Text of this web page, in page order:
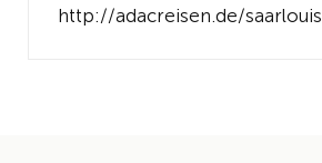
http://adacreisen.de/saarlouis